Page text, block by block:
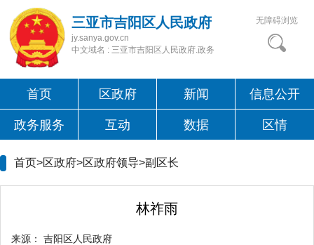
三亚市吉阳区人民政府
jy.sanya.gov.cn
中文域名 : 三亚市吉阳区人民政府.政务
无障碍浏览
首页 区政府 新闻 信息公开
政务服务 互动 数据 区情
首页>区政府>区政府领导>副区长
林祚雨
来源： 吉阳区人民政府